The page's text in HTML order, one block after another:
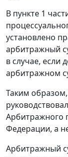
В пункте 1
установлено
арбитражный
в случае, если
арбитражном
Таким
Арбитражного
Федерации, а
Арбитражный